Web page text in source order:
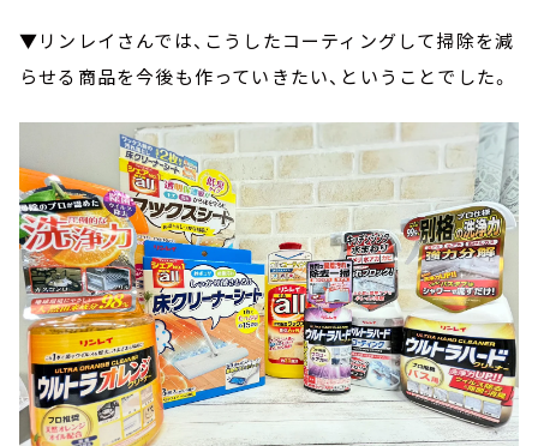
▼リンレイさんでは、こうしたコーティングして掃除を減
らせる商品を今後も作っていきたい、ということでした。